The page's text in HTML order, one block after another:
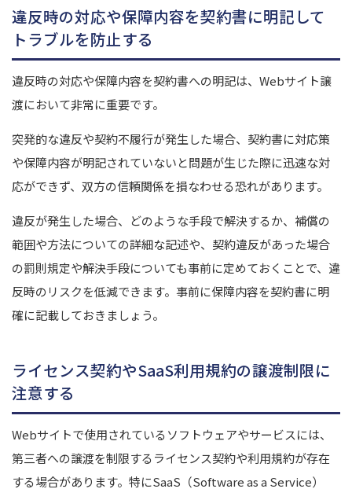
違反時の対応や保障内容を契約書に明記して
トラブルを防止する
違反時の対応や保障内容を契約書への明記は、Webサイト譲
渡において非常に重要です。
突発的な違反や契約不履行が発生した場合、契約書に対応策
や保障内容が明記されていないと問題が生じた際に迅速な対
応ができず、双方の信頼関係を損なわせる恐れがあります。
違反が発生した場合、どのような手段で解決するか、補償の
範囲や方法についての詳細な記述や、契約違反があった場合
の罰則規定や解決手段についても事前に定めておくことで、違
反時のリスクを低減できます。 事前に保障内容を契約書に明
確に記載しておきましょう。
ライセンス契約やSaaS利用規約の譲渡制限に
注意する
Webサイトで使用されているソフトウェアやサービスには、
第三者への譲渡を制限するライセンス契約や利用規約が存在
する場合があります。​特にSaaS（Software as a Service）